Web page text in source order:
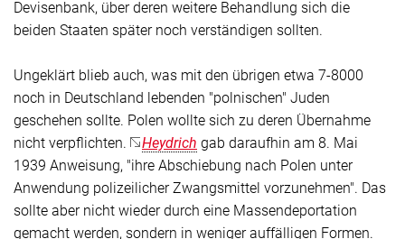
Devisenbank, über deren weitere Behandlung sich die
beiden Staaten später noch verständigen sollten.
Ungeklärt blieb auch, was mit den übrigen etwa 7-8000
noch in Deutschland lebenden "polnischen" Juden
geschehen sollte. Polen wollte sich zu deren Übernahme
nicht verpflichten.
Heydrich gab daraufhin am 8. Mai
1939 Anweisung, "ihre Abschiebung nach Polen unter
Anwendung polizeilicher Zwangsmittel vorzunehmen". Das
sollte aber nicht wieder durch eine Massendeportation
gemacht werden, sondern in weniger auffälligen Formen.